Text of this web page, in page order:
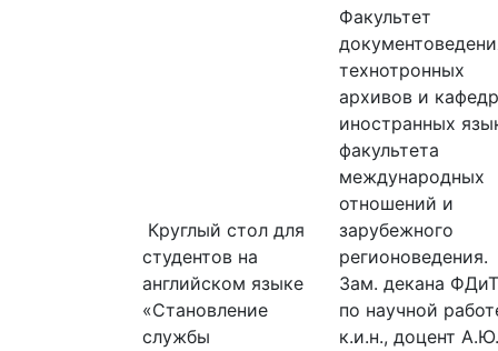
Круглый стол для
студентов на
английском языке
«Становление
службы
Факультет
технотронных
архивов и
иностранных
факультета
международных
отношений и
зарубежного
регионоведения.
Зам. декана
по научной
к.и.н., доцент А.Ю.